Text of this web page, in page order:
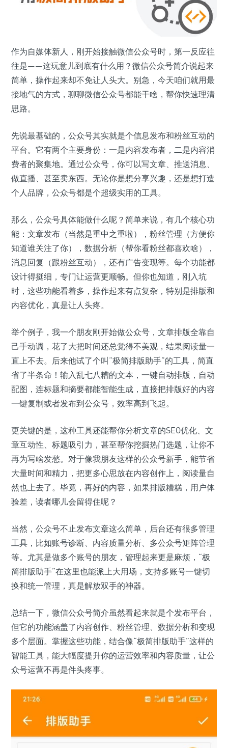
作为自媒体新人，刚开始接触微信公众号时，第一反应往
往是——这玩意儿到底有什么用？微信公众号简介说起来
简单，操作起来却不免让人头大。别急，今天咱们就用最
接地气的方式，聊聊微信公众号都能干啥，帮你快速理清
思路。
先说最基础的，公众号其实就是个信息发布和粉丝互动的
平台。它有两个主要身份：一是内容发布者，二是内容消
费者的聚集地。通过公众号，你可以写文章、推送消息、
做直播、甚至卖东西。无论你是想分享兴趣，还是想打造
个人品牌，公众号都是个超级实用的工具。
那么，公众号具体能做什么呢？简单来说，有几个核心功
能：文章发布（当然是重中之重啦），粉丝管理（方便你
知道谁关注了你），数据分析（帮你看粉丝都喜欢啥），
消息回复（跟粉丝互动），还有广告变现等。每个功能都
设计得挺细，专门让运营更顺畅。但你也知道，刚入坑
时，这些功能看着多，操作起来有点复杂，特别是排版和
内容优化，真是让人头疼。
举个例子，我一个朋友刚开始做公众号，文章排版全靠自
己手动调，花了大把时间还总觉得不美观，结果阅读量一
直上不去。后来他试了个叫“极简排版助手”的工具，简直
省了半条命！输入乱七八糟的文本，一键自动排版，自动
配图，连标题和摘要都能智能生成，直接把排版好的内容
一键复制或者发布到公众号，效率高到飞起。
更关键的是，这种工具还能帮你分析文章的SEO优化、文
章互动性、标题吸引力，甚至帮你挖掘热门选题，让你不
再为写啥发愁。对于像我朋友这样的公众号新手，能节省
大量时间和精力，把更多心思放在内容创作上，阅读量自
然也上去了。毕竟，再好的内容，如果排版糟糕，用户体
验差，读者哪儿会留得住呢？
当然，公众号不止发布文章这么简单，后台还有很多管理
工具，比如账号诊断、内容质量分析、多公众号矩阵管理
等。尤其是做多个账号的朋友，管理起来更是麻烦，“极
简排版助手”在这里也能派上大用场，支持多账号一键切
换和统一管理，真是解放双手的神器。
总结一下，微信公众号简介虽然看起来就是个发布平台，
但它的功能涵盖了内容创作、粉丝管理、数据分析和变现
多个层面。掌握这些功能，结合像“极简排版助手”这样的
智能工具，能大幅度提升你的运营效率和内容质量，让公
众号运营不再是件头疼事。